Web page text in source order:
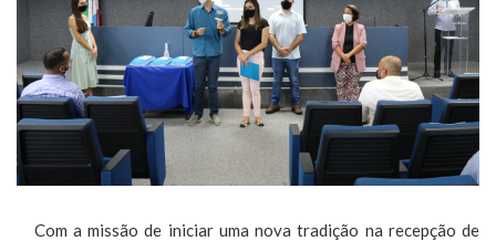
Com a missão de iniciar uma nova tradição na recepção de